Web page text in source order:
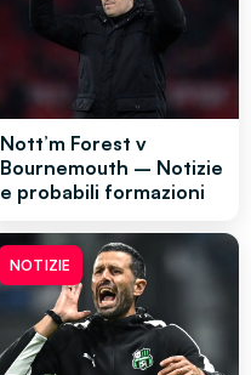
Nott’m Forest v
Bournemouth – Notizie
e probabili formazioni
NOTIZIE